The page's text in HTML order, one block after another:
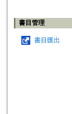
書目管理
書目匯出